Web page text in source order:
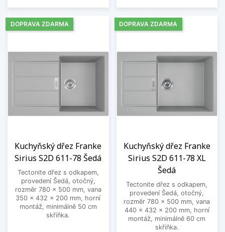
Kuchyňský dřez Franke
Sirius S2D 611-78 Šedá
Tectonite dřez s odkapem,
provedení Šedá, otočný,
rozměr 780 x 500 mm, vana
350 x 432 x 200 mm, horní
montáž, minimálně 50 cm
skříňka.
DOPRAVA ZDARMA
Kuchyňský dřez Franke
Sirius S2D 611-78 XL
Šedá
Tectonite dřez s odkapem,
provedení Šedá, otočný,
rozměr 780 x 500 mm, vana
440 x 432 x 200 mm, horní
montáž, minimálně 60 cm
skříňka.
DOPRAVA ZDARMA